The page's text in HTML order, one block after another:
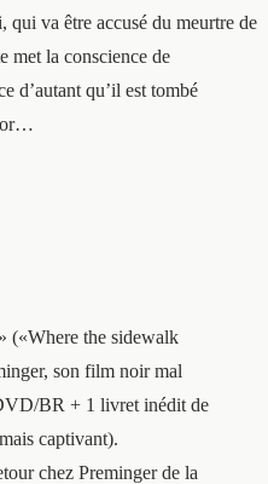
va être accusé du meurtre de
met la conscience de
d’autant qu’il est tombé
(«Where the sidewalk
son film noir mal
BR + 1 livret inédit de
captivant).
chez Preminger de la